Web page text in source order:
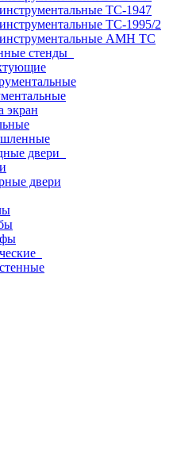
TC-1947
TC-1995/2
AMH TC
стенды
экран
двери
двери